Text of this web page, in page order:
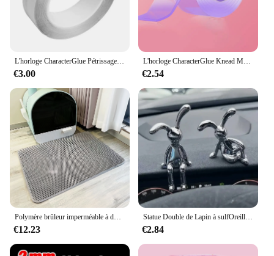
L'horloge CharacterGlue Pétrissage Musique Soufflant Bulle Ensemble Complet De CharacterTape Double Face Pâte Soufflant Bulle Décompression Jouets Autocollant
€3.00
L'horloge CharacterGlue Knead Music Double Face Tape, Blow Engines, Full Set of CharacterTape, Bubble Blowing, Decompression Toy Stickers, Gift
€2.54
€12.23
Statue Double de Lapin à sulfOreilles, Accessoires de Décoration de Dessin Animé, Salon, Chambre à Coucher, Voiture, Bureau, 2 Pièces
€2.84